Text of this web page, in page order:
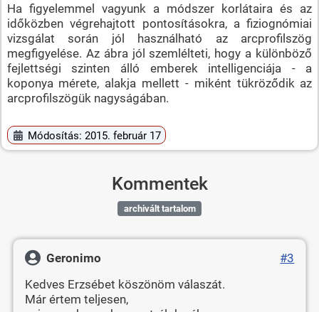
Ha figyelemmel vagyunk a módszer korlátaira és az
időközben végrehajtott pontosításokra, a fiziognómiai
vizsgálat során jól használható az arcprofilszög
megfigyelése. Az ábra jól szemlélteti, hogy a különböző
fejlettségi szinten álló emberek intelligenciája - a
koponya mérete, alakja mellett - miként tükröződik az
arcprofilszögük nagyságában.
Módosítás: 2015. február 17
Kommentek
archivált tartalom
Geronimo
#3
Kedves Erzsébet köszönöm válaszát.
Már értem teljesen,